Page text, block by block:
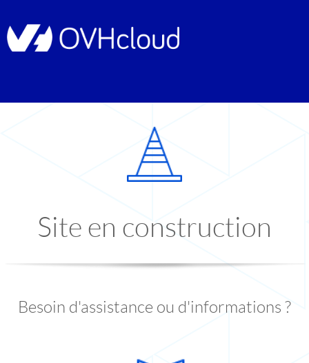
Site en construction
Besoin d'assistance ou d'informations ?